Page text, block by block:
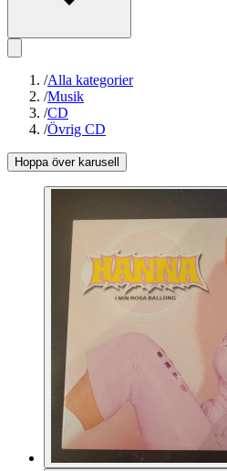
/Alla kategorier
/Musik
/CD
/Övrig CD
Hoppa över karusell